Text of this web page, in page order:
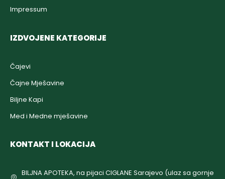
Impressum
IZDVOJENE KATEGORIJE
Čajevi
Čajne Mješavine
Biljne Kapi
Med i Medne mješavine
KONTAKT I LOKACIJA
BILJNA APOTEKA, na pijaci CIGLANE Sarajevo (ulaz sa gornje